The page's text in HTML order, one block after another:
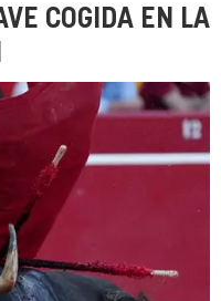
COGIDA EN LA